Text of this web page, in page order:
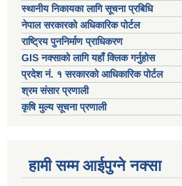
स्थानीय निकायका लागि सूचना प्रबिधि
नेपाल सरकारको अधिकारिक पोर्टल
राष्ट्रिय पुननिर्माण प्राधिकरण
GIS नक्साको लागि यहाँ क्लिक गर्नुहोस
प्रदेश नं. १ सरकारको आधिकारिक पोर्टल
श्रम संसार प्रणाली
कृषि मुल्य सूचना प्रणाली
हामी सम्म आईपुग्ने नक्सा